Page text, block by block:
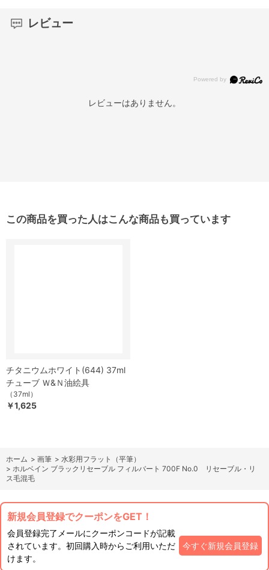
レビュー
レビューはありません。
この商品を買った人はこんな商品も買っています
チタニウムホワイト(644) 37ml
チューブ Ｗ&Ｎ油絵具
（37ml）
￥1,625
ホーム > 画筆 > 水彩用フラット（平筆）
> ホルベイン ブラックリセーブル フィルバート 700F No.0 リセーブル・リ
ス毛混毛
新規会員登録でクーポンをGET！
会員登録完了メールにクーポンコードが記載
されています。初回購入時からご利用いただ
けます。
今すぐ新規会員登録